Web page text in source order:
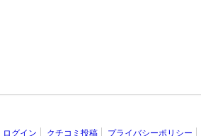
ログイン クチコミ投稿 プライバシーポリシー